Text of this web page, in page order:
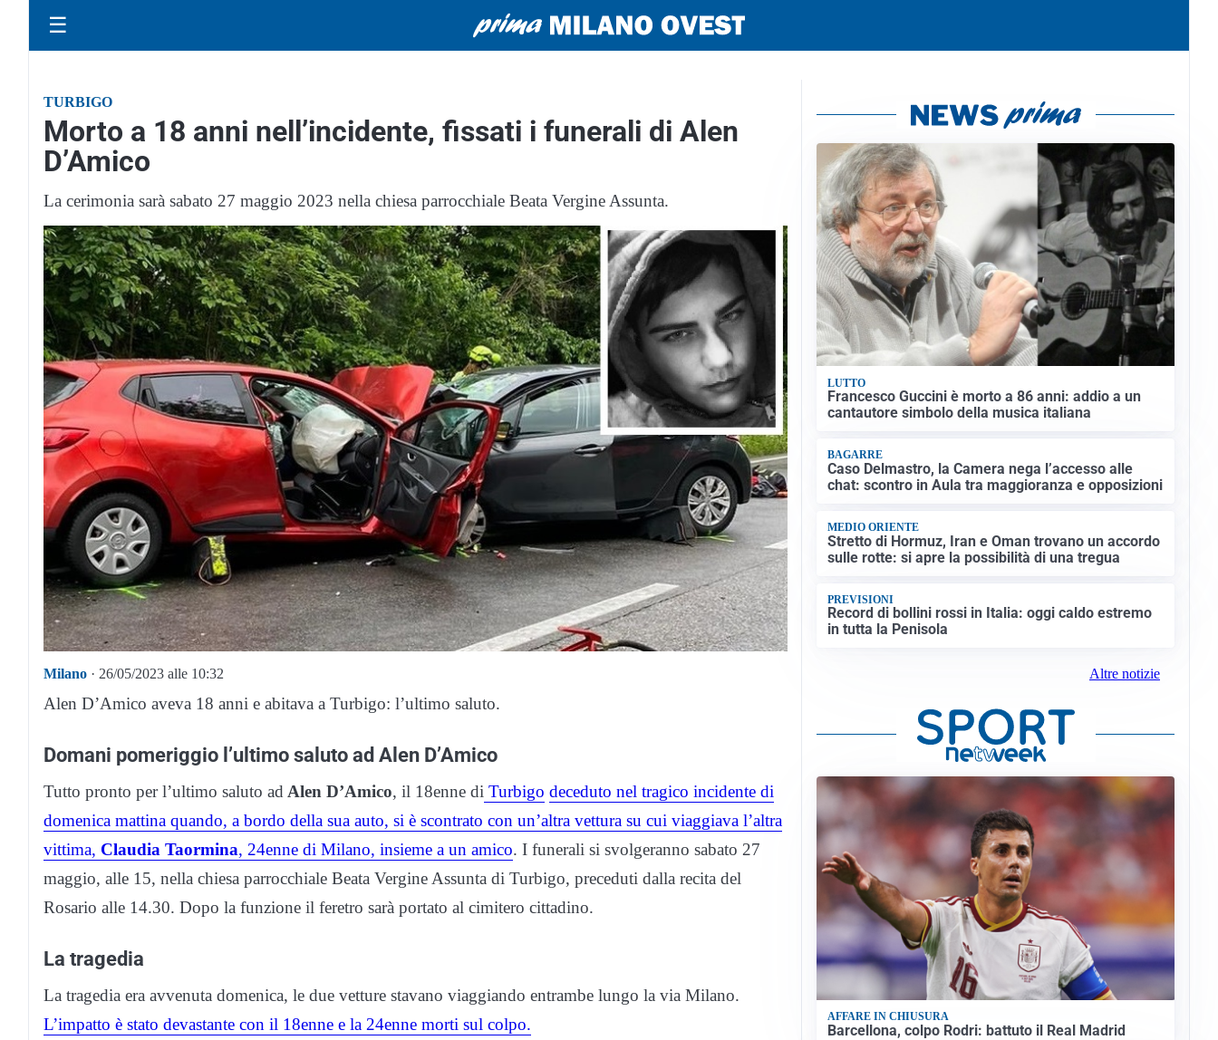
☰
TURBIGO
Morto a 18 anni nell’incidente, fissati i funerali di Alen
D’Amico
La cerimonia sarà sabato 27 maggio 2023 nella chiesa parrocchiale Beata Vergine Assunta.
Milano · 26/05/2023 alle 10:32
Alen D’Amico aveva 18 anni e abitava a Turbigo: l’ultimo saluto.
Domani pomeriggio l’ultimo saluto ad Alen D’Amico
Tutto pronto per l’ultimo saluto ad Alen D’Amico, il 18enne di Turbigo deceduto nel tragico incidente di
domenica mattina quando, a bordo della sua auto, si è scontrato con un’altra vettura su cui viaggiava l’altra
vittima, Claudia Taormina, 24enne di Milano, insieme a un amico. I funerali si svolgeranno sabato 27
maggio, alle 15, nella chiesa parrocchiale Beata Vergine Assunta di Turbigo, preceduti dalla recita del
Rosario alle 14.30. Dopo la funzione il feretro sarà portato al cimitero cittadino.
La tragedia
La tragedia era avvenuta domenica, le due vetture stavano viaggiando entrambe lungo la via Milano.
L’impatto è stato devastante con il 18enne e la 24enne morti sul colpo.
LUTTO
Francesco Guccini è morto a 86 anni: addio a un
cantautore simbolo della musica italiana
BAGARRE
Caso Delmastro, la Camera nega l’accesso alle
chat: scontro in Aula tra maggioranza e opposizioni
MEDIO ORIENTE
Stretto di Hormuz, Iran e Oman trovano un accordo
sulle rotte: si apre la possibilità di una tregua
PREVISIONI
Record di bollini rossi in Italia: oggi caldo estremo
in tutta la Penisola
Altre notizie
AFFARE IN CHIUSURA
Barcellona, colpo Rodri: battuto il Real Madrid